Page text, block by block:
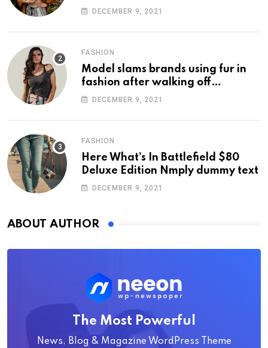
DECEMBER 9, 2021
FASHION
Model slams brands using fur in
fashion after walking off
photoshoot
DECEMBER 9, 2021
FASHION
Here What’s In Battlefield $80
Deluxe Edition Nmply dummy text
DECEMBER 9, 2021
ABOUT AUTHOR
The Most Powerful
News, Blog & Magazine WordPress Theme